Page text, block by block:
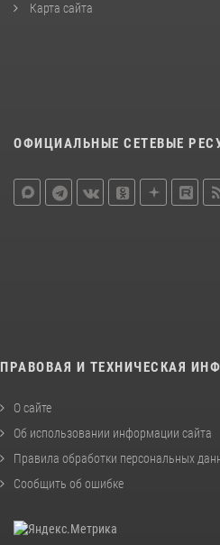
Карта сайта
ОФИЦИАЛЬНЫЕ СЕТЕВЫЕ
ПРАВОВАЯ И ТЕХНИЧЕСКАЯ
О сайте
Об использовании информации сайта
Правила обработки персональных
Сообщить об ошибке